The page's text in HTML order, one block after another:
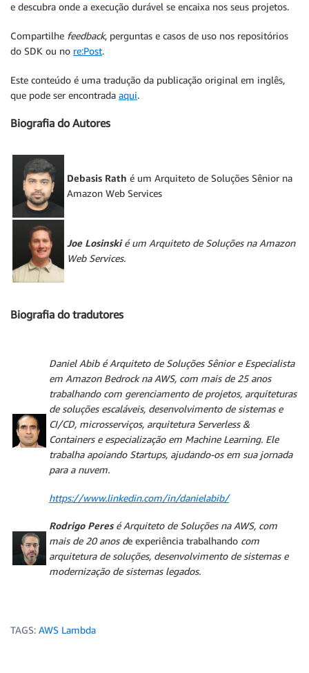
e descubra onde a execução durável se encaixa nos seus projetos.
Compartilhe feedback, perguntas e casos de uso nos repositórios
do SDK ou no re:Post.
Este conteúdo é uma tradução da publicação original em inglês,
que pode ser encontrada aqui.
Biografia do Autores
Debasis Rath é um Arquiteto de Soluções Sênior na
Amazon Web Services
Joe Losinskié um Arquiteto de Soluções na Amazon
Web Services.
Biografia do tradutores
Daniel Abibé Arquiteto de Soluções Sênior e Especialista
em Amazon Bedrock na AWS, com mais de 25 anos
trabalhando com gerenciamento de projetos, arquiteturas
de soluções escaláveis, desenvolvimento de sistemas e
CI/CD, microsserviços, arquitetura Serverless &
Containers e especialização em Machine Learning. Ele
trabalha apoiando Startups, ajudando-os em sua jornada
para a nuvem.
https://www.linkedin.com/in/danielabib/
Rodrigo Peresé Arquiteto de Soluções na AWS, com
mais de 20 anos de experiência trabalhando com
arquitetura de soluções, desenvolvimento de sistemas e
modernização de sistemas legados.
TAGS: AWS Lambda